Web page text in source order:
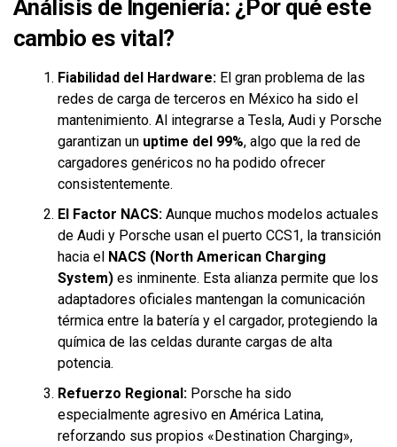
Análisis de Ingeniería: ¿Por qué este
cambio es vital?
Fiabilidad del Hardware: El gran problema de las
redes de carga de terceros en México ha sido el
mantenimiento. Al integrarse a Tesla, Audi y Porsche
garantizan un uptime del 99%, algo que la red de
cargadores genéricos no ha podido ofrecer
consistentemente.
El Factor NACS: Aunque muchos modelos actuales
de Audi y Porsche usan el puerto CCS1, la transición
hacia el NACS (North American Charging
System) es inminente. Esta alianza permite que los
adaptadores oficiales mantengan la comunicación
térmica entre la batería y el cargador, protegiendo la
química de las celdas durante cargas de alta
potencia.
Refuerzo Regional: Porsche ha sido
especialmente agresivo en América Latina,
reforzando sus propios «Destination Charging»,